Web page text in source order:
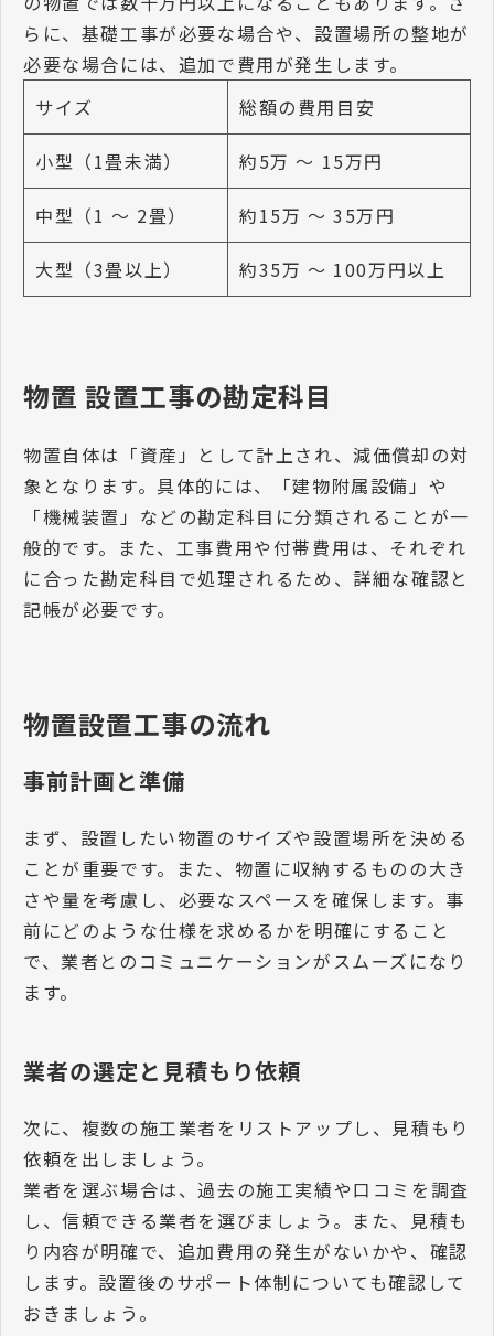
らに、基礎工事が必要な場合や、設置場所の整地が
必要な場合には、追加で費用が発生します。
サイズ
総額の費用目安
小型（1畳未満） 約5万 〜 15万円
中型（1 〜 2畳） 約15万 〜 35万円
大型（3畳以上） 約35万 〜 100万円以上
物置 設置工事の勘定科目
物置自体は「資産」として計上され、減価償却の対
象となります。具体的には、「建物附属設備」や
「機械装置」などの勘定科目に分類されることが一
般的です。また、工事費用や付帯費用は、それぞれ
に合った勘定科目で処理されるため、詳細な確認と
記帳が必要です。
物置設置工事の流れ
事前計画と準備
まず、設置したい物置のサイズや設置場所を決める
ことが重要です。また、物置に収納するものの大き
さや量を考慮し、必要なスペースを確保します。事
前にどのような仕様を求めるかを明確にすること
で、業者とのコミュニケーションがスムーズになり
ます。
業者の選定と見積もり依頼
次に、複数の施工業者をリストアップし、見積もり
依頼を出しましょう。
業者を選ぶ場合は、過去の施工実績や口コミを調査
し、信頼できる業者を選びましょう。また、見積も
り内容が明確で、追加費用の発生がないかや、確認
します。設置後のサポート体制についても確認して
おきましょう。